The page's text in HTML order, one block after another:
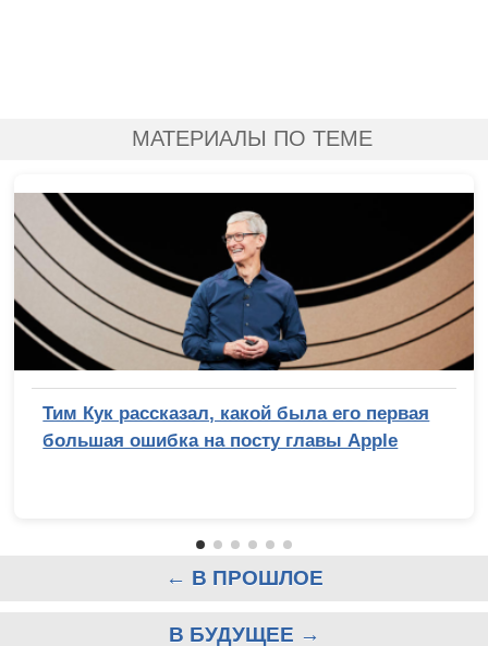
МАТЕРИАЛЫ ПО ТЕМЕ
Тим Кук рассказал, какой была его первая
большая ошибка на посту главы Apple
← В ПРОШЛОЕ
В БУДУЩЕЕ →